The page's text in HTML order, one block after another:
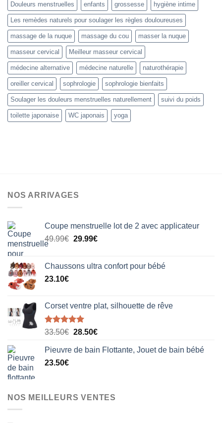
Douleurs menstruelles enfants grossesse hygiène intime
Les remèdes naturels pour soulager les règles douloureuses
massage de la nuque massage du cou masser la nuque
masseur cervical Meilleur masseur cervical
médecine alternative médecine naturelle naturothérapie
oreiller cervical sophrologie sophrologie bienfaits
Soulager les douleurs menstruelles naturellement suivi du poids
toilette japonaise WC japonais yoga
NOS ARRIVAGES
Coupe menstruelle lot de 2 avec applicateur
49.99€ Le
était :
29.99€Le
est :
Chaussons ultra confort pour bébé
23.10€
Corset ventre plat, silhouette de rêve
Note5.00
33.50€ Le
initial
28.50€Le
actuel
Pieuvre de bain Flottante, Jouet de bain bébé
23.50€
NOS MEILLEURS VENTES